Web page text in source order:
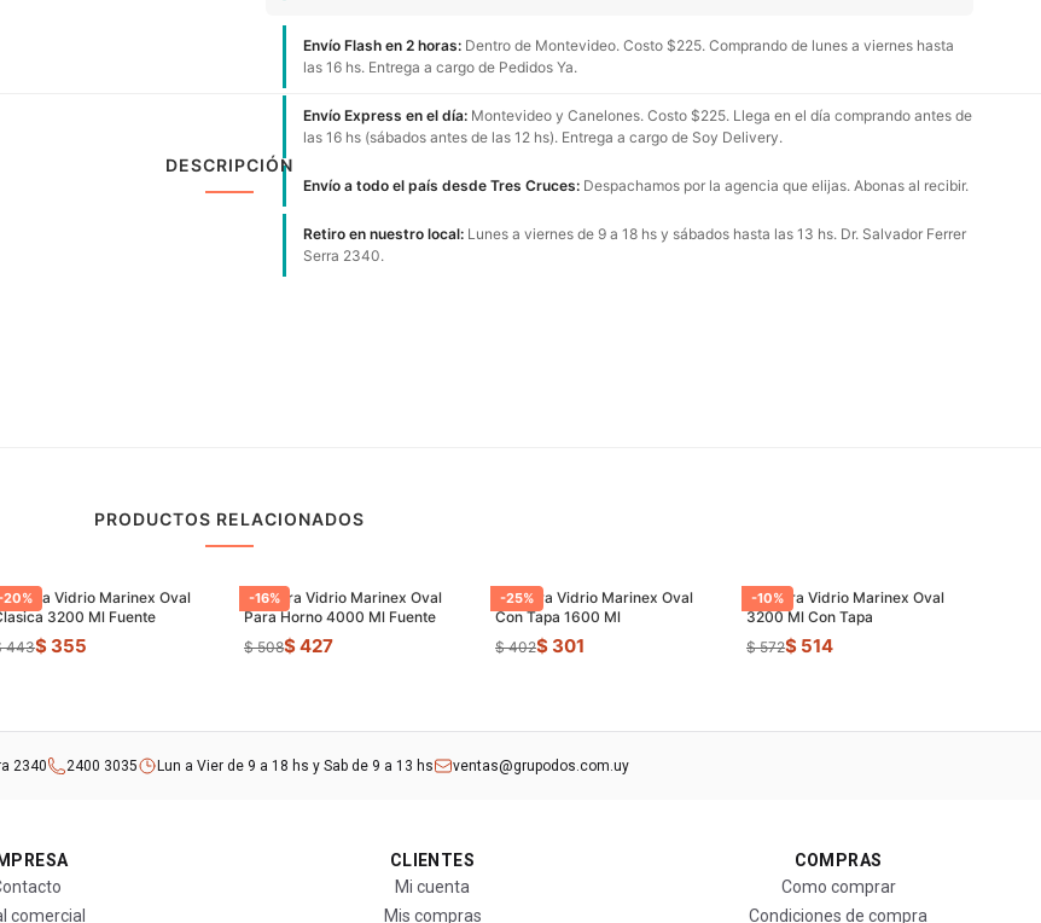
Envío Flash en 2 horas: Dentro de Montevideo. Costo $225. Comprando de lunes a viernes hasta
las 16 hs. Entrega a cargo de Pedidos Ya.
Envío Express en el día: Montevideo y Canelones. Costo $225. Llega en el día comprando antes de
las 16 hs (sábados antes de las 12 hs). Entrega a cargo de Soy Delivery.
Envío a todo el país desde Tres Cruces: Despachamos por la agencia que elijas. Abonas al recibir.
Retiro en nuestro local: Lunes a viernes de 9 a 18 hs y sábados hasta las 13 hs. Dr. Salvador Ferrer
Serra 2340.
DESCRIPCIÓN
PRODUCTOS RELACIONADOS
20%
Vidrio Marinex Oval
3200 Ml Fuente
443$ 355
-16%
Asadera Vidrio Marinex Oval
Para Horno 4000 Ml Fuente
$ 508$ 427
-25%
Asadera Vidrio Marinex Oval
Con Tapa 1600 Ml
$ 402$ 301
-10%
Asadera Vidrio Marinex Oval
3200 Ml Con Tapa
$ 572$ 514
2340 2400 3035 Lun a Vier de 9 a 18 hs y Sab de 9 a 13 hs ventas@grupodos.com.uy
comercial
CLIENTES
Mi cuenta
Mis compras
COMPRAS
Como comprar
Condiciones de compra